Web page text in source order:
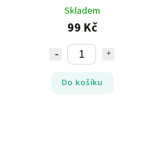
Skladem
99 Kč
Do košíku